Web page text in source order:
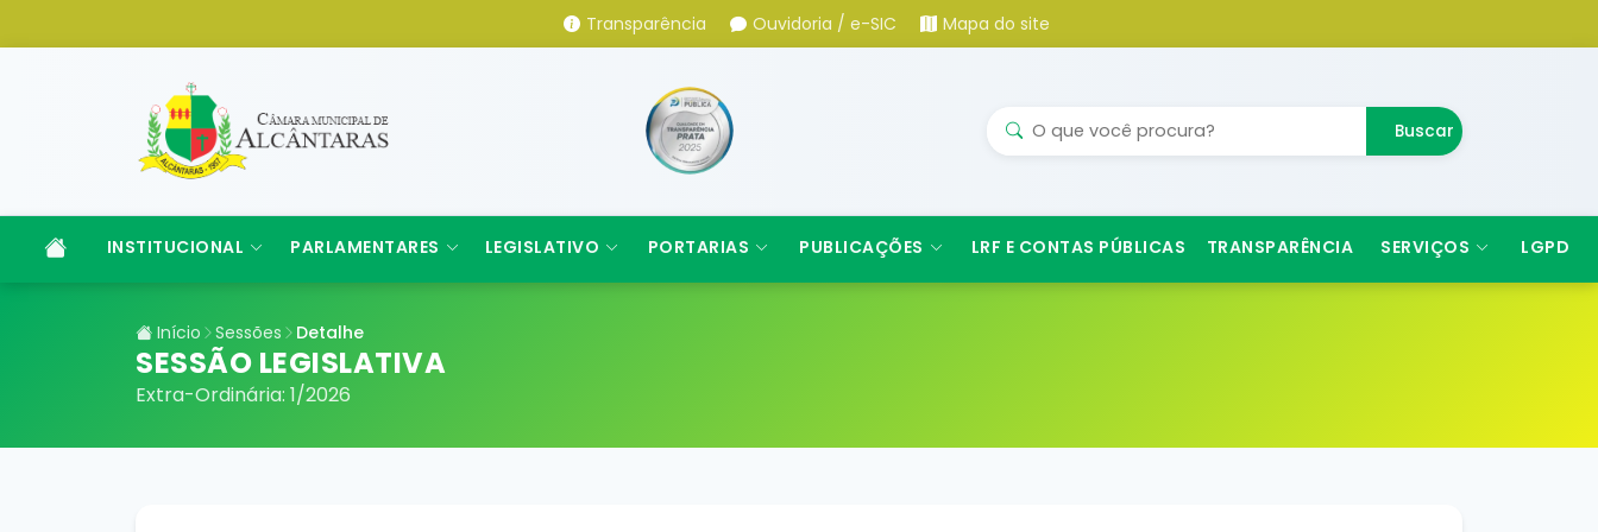
Transparência Ouvidoria / e-SIC Mapa do site
Buscar
INSTITUCIONAL PARLAMENTARES LEGISLATIVO PORTARIAS PUBLICAÇÕES LRF E CONTAS PÚBLICAS TRANSPARÊNCIA SERVIÇOS LGPD
Início Sessões Detalhe
SESSÃO LEGISLATIVA
Extra-Ordinária: 1/2026